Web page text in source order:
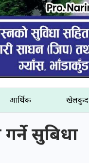
आर्थिक खेलकुद
सुबिधा